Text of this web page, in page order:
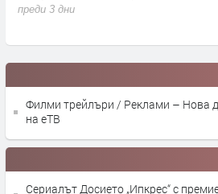
Филми трейлъри / Реклами – Нова
на еТВ
Сериалът Досието „Ипкрес“ с